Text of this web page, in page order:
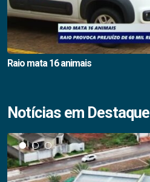
Raio mata 16 animais
Notícias em Destaque